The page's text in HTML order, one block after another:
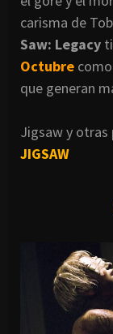
carisma de
Saw: Legacy
Octubre
que generan
Jigsaw y otras
JIGSAW